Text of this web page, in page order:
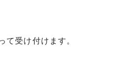
受け付けます。